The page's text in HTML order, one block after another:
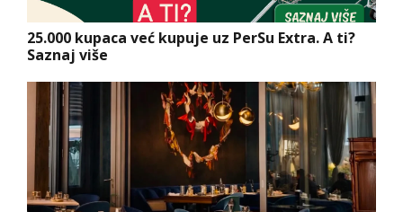
25.000 kupaca već kupuje uz PerSu Extra. A ti?
Saznaj više